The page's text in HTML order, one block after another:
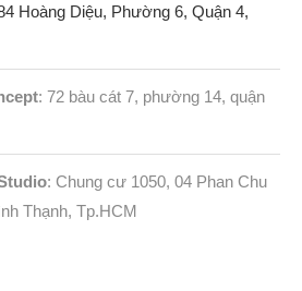
Hoàng Diệu, Phường 6, Quận 4,
: 72 bàu cát 7, phường 14, quận
: Chung cư 1050, 04 Phan Chu
Thạnh, Tp.HCM